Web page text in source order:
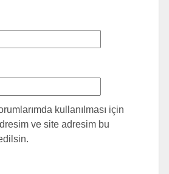
kullanılması için
ve site adresim bu